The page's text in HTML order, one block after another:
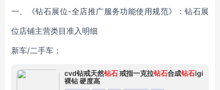
一、《钻石展位-全店推广服务功能使用规范》：钻石展
位店铺主营类目准入明细
新车/二手车：
cvd钻戒天然钻石戒指一克拉钻石合成钻石igi
裸钻 硬度高